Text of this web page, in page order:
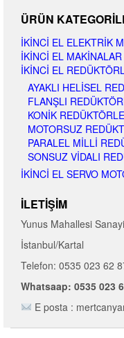
ÜRÜN
İKINCI EL ELEKTRIK
İKINCI EL MAKINALAR
İKINCI EL
AYAKLI HELISEL
FLANŞLI
KONIK
MOTORSUZ
PARALEL MILLI
SONSUZ VIDALI
İKINCI EL SERVO
İLETIŞIM
Yunus Mahallesi
İstanbul/Kartal
Telefon: 0535 023 62
Whatsaap: 0535 023
E posta :